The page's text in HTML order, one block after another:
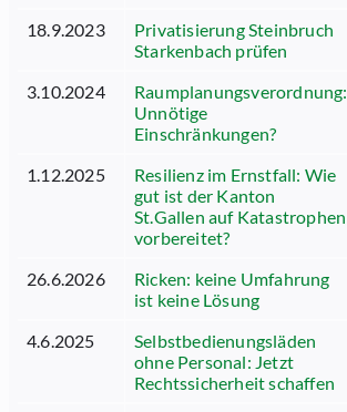
18.9.2023
Privatisierung Steinbruch
Starkenbach prüfen
3.10.2024
Raumplanungsverordnung:
Unnötige
Einschränkungen?
1.12.2025
Resilienz im Ernstfall: Wie
gut ist der Kanton
St.Gallen auf Katastrophen
vorbereitet?
26.6.2026
Ricken: keine Umfahrung
ist keine Lösung
4.6.2025
Selbstbedienungsläden
ohne Personal: Jetzt
Rechtssicherheit schaffen